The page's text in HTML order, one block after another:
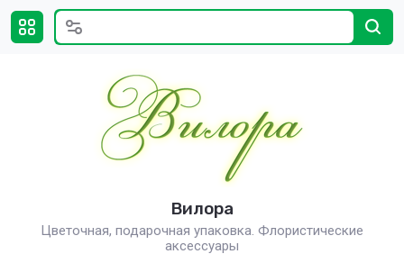
Вилора
Цветочная, подарочная упаковка. Флористические
аксессуары